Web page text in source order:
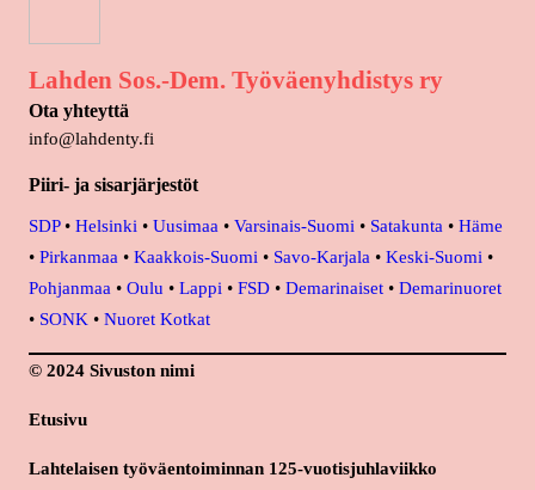
Lahden Sos.-Dem. Työväenyhdistys ry
Ota yhteyttä
info@lahdenty.fi
Piiri- ja sisarjärjestöt
SDP• Helsinki • Uusimaa • Varsinais-Suomi • Satakunta • Häme
• Pirkanmaa • Kaakkois-Suomi • Savo-Karjala • Keski-Suomi •
Pohjanmaa • Oulu • Lappi • FSD • Demarinaiset • Demarinuoret
• SONK • Nuoret Kotkat
© 2024 Sivuston nimi
Etusivu
Lahtelaisen työväentoiminnan 125-vuotisjuhlaviikko